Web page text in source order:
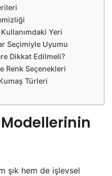
Yeri
Seçimiyle Uyumu
Dikkat Edilmeli?
Renk Seçenekleri
Türleri
şık hem de işlevsel